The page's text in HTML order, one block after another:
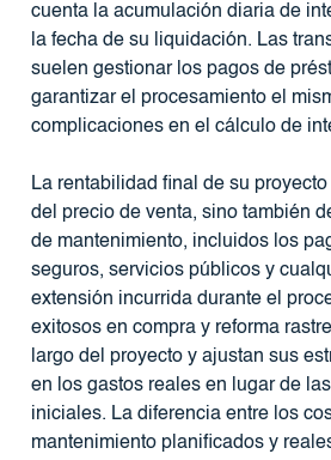
cuenta la acumulación diaria de
la fecha de su liquidación. Las
suelen gestionar los pagos de
garantizar el procesamiento el
complicaciones en el cálculo de
La rentabilidad final de su
del precio de venta, sino también
de mantenimiento, incluidos los
seguros, servicios públicos y
extensión incurrida durante el
exitosos en compra y reforma
largo del proyecto y ajustan sus
en los gastos reales en lugar de
iniciales. La diferencia entre los
mantenimiento planificados y